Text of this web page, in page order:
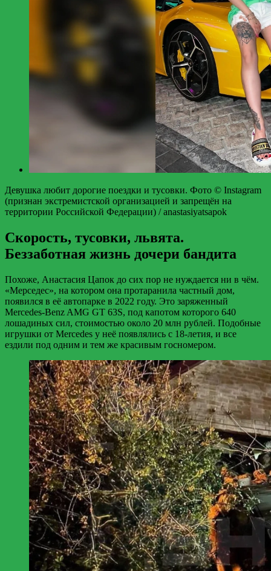
Девушка любит дорогие поездки и тусовки. Фото © Instagram
(признан экстремистской организацией и запрещён на
территории Российской Федерации) / anastasiyatsapok
Скорость, тусовки, львята.
Беззаботная жизнь дочери бандита
Похоже, Анастасия Цапок до сих пор не нуждается ни в чём.
«Мерседес», на котором она протаранила частный дом,
появился в её автопарке в 2022 году. Это заряженный
Mercedes-Benz AMG GT 63S, под капотом которого 640
лошадиных сил, стоимостью около 20 млн рублей. Подобные
игрушки от Mercedes у неё появлялись с 18-летия, и все
ездили под одним и тем же красивым госномером.